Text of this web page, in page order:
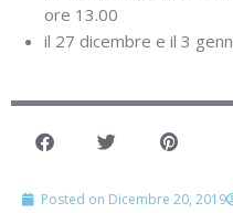
ore 13.00
il 27 dicembre e il 3
Posted on Dicembre 20, 2019